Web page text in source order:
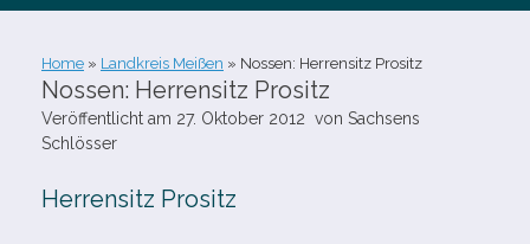
Home » Landkreis Meißen » Nossen: Herrensitz Prositz
Nossen: Herrensitz Prositz
Veröffentlicht am 27. Oktober 2012 von Sachsens
Schlösser
Herrensitz Prositz